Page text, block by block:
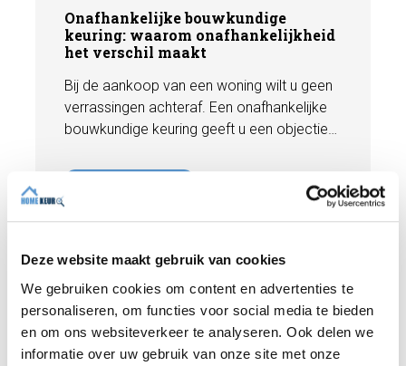
Deze website maakt gebruik van cookies
We gebruiken cookies om content en advertenties te
personaliseren, om functies voor social media te bieden
en om ons websiteverkeer te analyseren. Ook delen we
informatie over uw gebruik van onze site met onze
Onafhankelijke bouwkundige
keuring: waarom onafhankelijkheid
het verschil maakt
Bij de aankoop van een woning wilt u geen
verrassingen achteraf. Een onafhankelijke
bouwkundige keuring geeft u een objectief
woning, inclusief eventuele gebreken,
een deskundige bouwkundige inspectie u
helpt om met vertrouwen een woning te
kopen of te verkopen.